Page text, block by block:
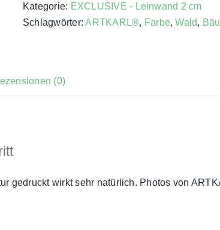
cm
-
Kategorie: EXCLUSIVE - Leinwand 2 cm
Schlagwörter:ARTKARL®, Farbe,Wald,
(0)
gedruckt wirkt sehr natürlich. Photos von